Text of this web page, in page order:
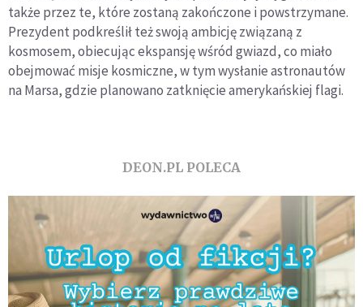
także przez te, które zostaną zakończone i powstrzymane.
Prezydent podkreślił też swoją ambicję związaną z
kosmosem, obiecując ekspansję wśród gwiazd, co miało
obejmować misje kosmiczne, w tym wysłanie astronautów
na Marsa, gdzie planowano zatknięcie amerykańskiej flagi.
DEON.PL POLECA